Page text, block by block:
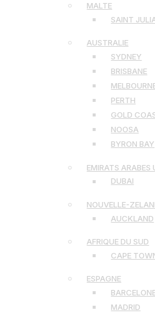
MALTE
SAINT
AUSTRALIE
SYDNEY
BRISBANE
PERTH
GOLD
NOOSA
BYRON BAY
EMIRATS ARABES
DUBAI
NOUVELLE-
AUCKLAND
AFRIQUE DU SUD
CAPE
ESPAGNE
MADRID